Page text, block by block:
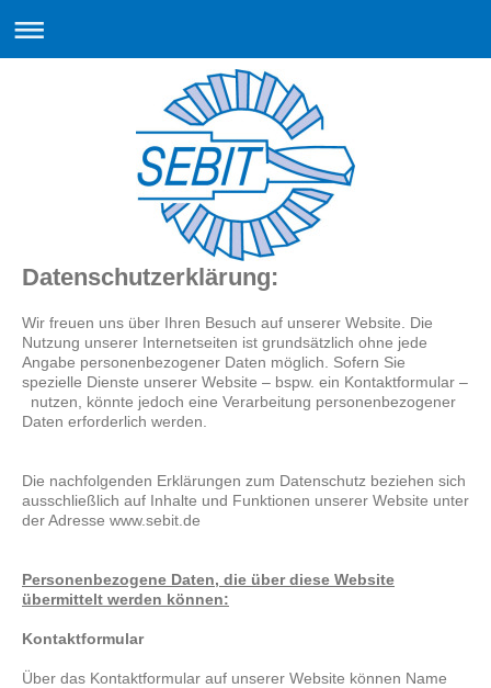
Datenschutzerklärung:
Wir freuen uns über Ihren Besuch auf unserer Website. Die
Nutzung unserer Internetseiten ist grundsätzlich ohne jede
Angabe personenbezogener Daten möglich. Sofern Sie
spezielle Dienste unserer Website – bspw. ein Kontaktformular –
nutzen, könnte jedoch eine Verarbeitung personenbezogener
Daten erforderlich werden.
Die nachfolgenden Erklärungen zum Datenschutz beziehen sich
ausschließlich auf Inhalte und Funktionen unserer Website unter
der Adresse www.sebit.de
Personenbezogene Daten, die über diese Website
übermittelt werden können:
Kontaktformular
Über das Kontaktformular auf unserer Website können Name